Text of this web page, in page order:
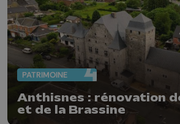
PATRIMOINE
Anthisnes : rénovation
et de la Brassine